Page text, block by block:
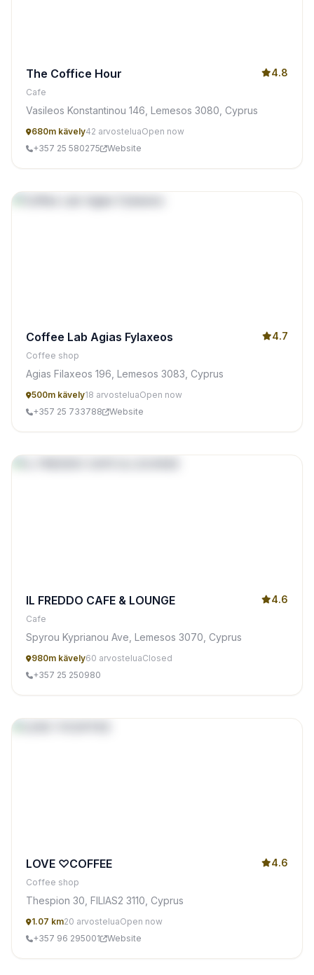
The Coffice Hour 4.8
Cafe
Vasileos Konstantinou 146, Lemesos 3080, Cyprus
680m kävely42 arvosteluaOpen now
+357 25 580275
Website
Coffee Lab Agias Fylaxeos 4.7
Coffee shop
Agias Filaxeos 196, Lemesos 3083, Cyprus
500m kävely18 arvosteluaOpen now
+357 25 733788
Website
IL FREDDO CAFE & LOUNGE 4.6
Cafe
Spyrou Kyprianou Ave, Lemesos 3070, Cyprus
980m kävely60 arvosteluaClosed
+357 25 250980
LOVE ♡COFFEE 4.6
Coffee shop
Thespion 30, FILIAS2 3110, Cyprus
1.07 km20 arvosteluaOpen now
+357 96 295001
Website